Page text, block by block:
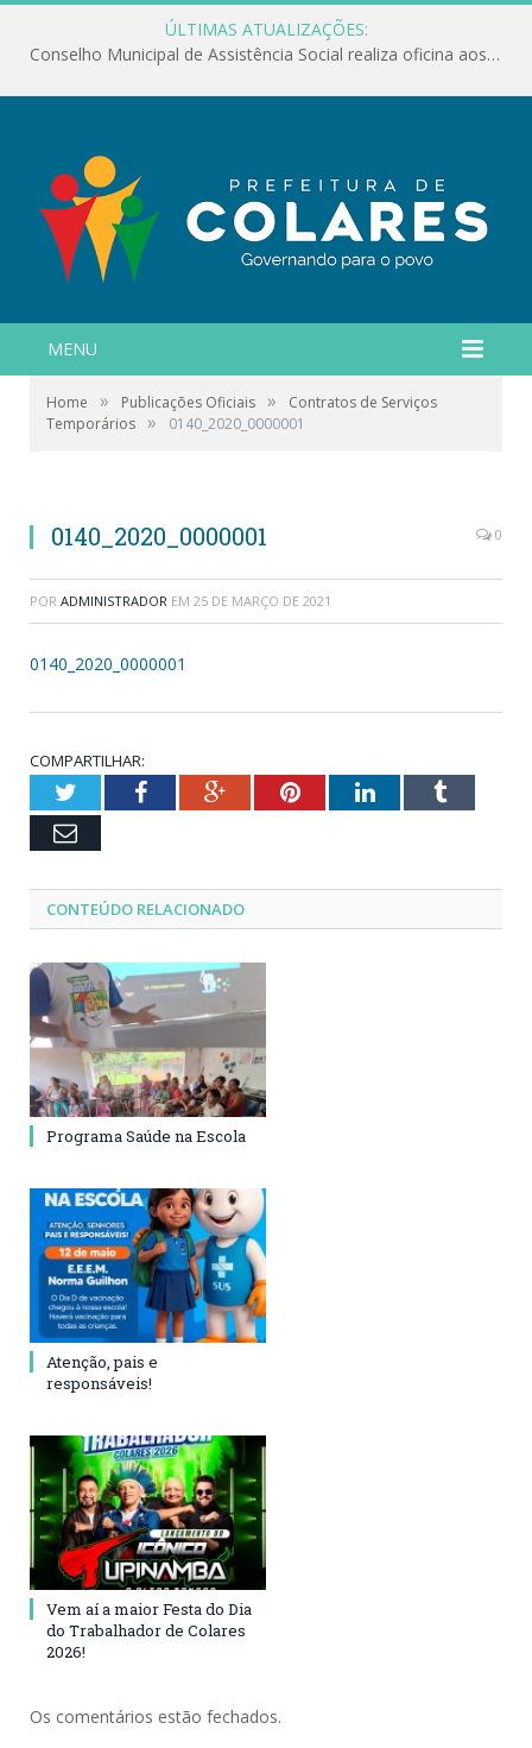
ÚLTIMAS ATUALIZAÇÕES:
Conselho Municipal de Assistência Social realiza oficina aos servidores
MENU
Home » Publicações Oficiais »
Contratos de Serviços
Temporários » 0140_2020_0000001
0140_2020_0000001 0
POR ADMINISTRADOR EM 25 DE MARÇO DE 2021
0140_2020_0000001
COMPARTILHAR:
TwitterFacebookGoogle+PinterestLinkedInTumblr
Email
CONTEÚDO RELACIONADO
Programa Saúde na Escola
Atenção, pais e
responsáveis!
Vem aí a maior Festa do Dia
do Trabalhador de Colares
2026!
Os comentários estão fechados.